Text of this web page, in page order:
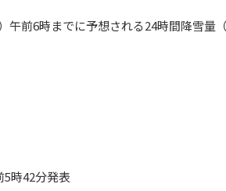
前6時までに予想される24時間降雪量（
時42分発表